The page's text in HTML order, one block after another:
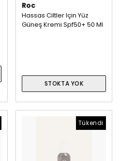
Roc
Hassas Ciltler Için Yüz
Güneş Kremi Spf50+ 50 Ml
STOKTA YOK
Tükendi